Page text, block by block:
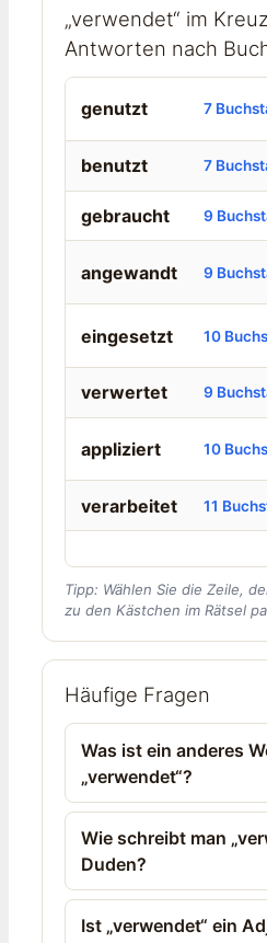
„verwendet“ im
Antworten nach
genutzt 7
benutzt 7
gebraucht 9
angewandt 9
eingesetzt 10
verwertet 9
appliziert 10
verarbeitet 11
Tipp: Wählen Sie die Zeile,
zu den Kästchen im Rätsel
Häufige Fragen
Was ist ein anderes
„verwendet“?
Wie schreibt man
Duden?
Ist „verwendet“ ein